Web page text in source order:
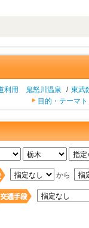
利用 鬼怒川温泉 / 東武
目的・テーマ
から